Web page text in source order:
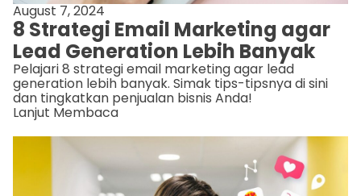
August 7, 2024
8 Strategi Email Marketing agar
Lead Generation Lebih Banyak
Pelajari 8 strategi email marketing agar lead
generation lebih banyak. Simak tips-tipsnya di sini
dan tingkatkan penjualan bisnis Anda!
Lanjut Membaca